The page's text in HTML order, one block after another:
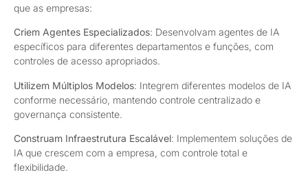
que as empresas:
Criem Agentes Especializados: Desenvolvam agentes de IA
específicos para diferentes departamentos e funções, com
controles de acesso apropriados.
Utilizem Múltiplos Modelos: Integrem diferentes modelos de IA
conforme necessário, mantendo controle centralizado e
governança consistente.
Construam Infraestrutura Escalável: Implementem soluções de
IA que crescem com a empresa, com controle total e
flexibilidade.